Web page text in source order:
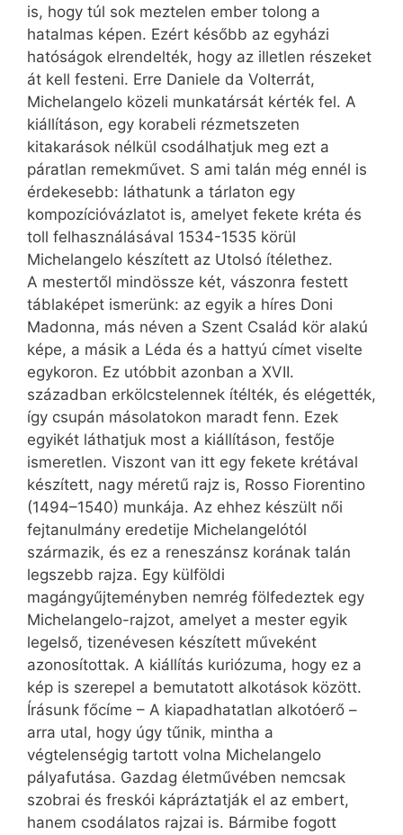
is, hogy túl sok meztelen ember tolong a
hatalmas képen. Ezért később az egyházi
hatóságok elrendelték, hogy az illetlen részeket
át kell festeni. Erre Daniele da Volterrát,
Michelangelo közeli munkatársát kérték fel. A
kiállításon, egy korabeli rézmetszeten
kitakarások nélkül csodálhatjuk meg ezt a
páratlan remekművet. S ami talán még ennél is
érdekesebb: láthatunk a tárlaton egy
kompozícióvázlatot is, amelyet fekete kréta és
toll felhasználásával 1534-1535 körül
Michelangelo készített az Utolsó ítélethez.
A mestertől mindössze két, vászonra festett
táblaképet ismerünk: az egyik a híres Doni
Madonna, más néven a Szent Család kör alakú
képe, a másik a Léda és a hattyú címet viselte
egykoron. Ez utóbbit azonban a XVII.
században erkölcstelennek ítélték, és elégették,
így csupán másolatokon maradt fenn. Ezek
egyikét láthatjuk most a kiállításon, festője
ismeretlen. Viszont van itt egy fekete krétával
készített, nagy méretű rajz is, Rosso Fiorentino
(1494–1540) munkája. Az ehhez készült női
fejtanulmány eredetije Michelangelótól
származik, és ez a reneszánsz korának talán
legszebb rajza. Egy külföldi
magángyűjteményben nemrég fölfedeztek egy
Michelangelo-rajzot, amelyet a mester egyik
legelső, tizenévesen készített műveként
azonosítottak. A kiállítás kuriózuma, hogy ez a
kép is szerepel a bemutatott alkotások között.
Írásunk főcíme – A kiapadhatatlan alkotóerő –
arra utal, hogy úgy tűnik, mintha a
végtelenségig tartott volna Michelangelo
pályafutása. Gazdag életművében nemcsak
szobrai és freskói kápráztatják el az embert,
hanem csodálatos rajzai is. Bármibe fogott